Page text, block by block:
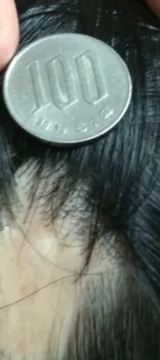
み、五十肩、腰痛だけでなく、顔面神経麻
や頭痛、片麻痺といった神経内科的な症...